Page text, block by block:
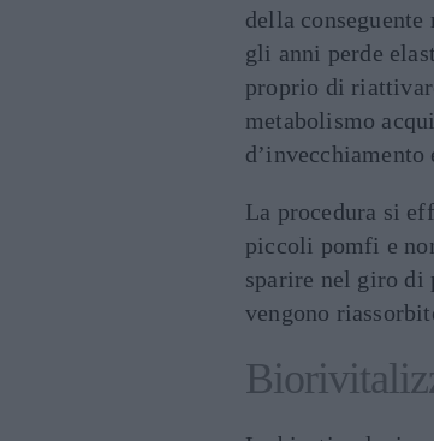
della
gli anni perde
proprio di
metabolismo
La procedura si
piccoli pomfi e
sparire nel giro di
vengono